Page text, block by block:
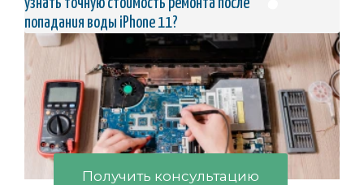
узнать точную стоимость ремонта после
попадания воды iPhone 11?
Получить консультацию